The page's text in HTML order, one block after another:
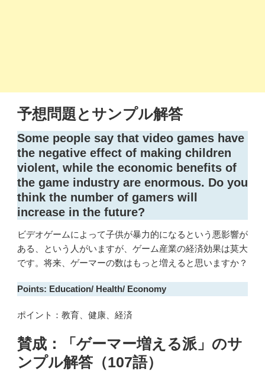
予想問題とサンプル解答
Some people say that video games have
the negative effect of making children
violent, while the economic benefits of
the game industry are enormous. Do you
think the number of gamers will
increase in the future?
ビデオゲームによって子供が暴力的になるという悪影響が
ある、という人がいますが、ゲーム産業の経済効果は莫大
です。将来、ゲーマーの数はもっと増えると思いますか？
Points: Education/ Health/ Economy
ポイント：教育、健康、経済
賛成：「ゲーマー増える派」のサ
ンプル解答（107語）